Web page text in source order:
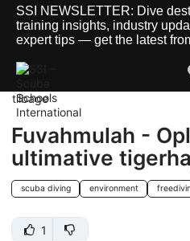
SSI NEWSLETTER: Dive
training insights, industry
expert tips — get the latest
tilbage
Fuvahmulah -
ultimative
scuba diving environment
1